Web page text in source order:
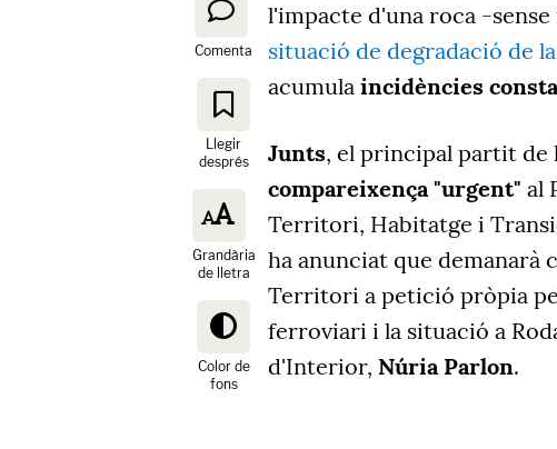
Comenta
Llegir
després
Grandària
de lletra
Color de
fons
l'impacte d'una roca -
situació de degradació de
acumula incidències
Junts, el principal partit de
compareixença "urgent" al
Territori, Habitatge i
ha anunciat que demanarà
Territori a petició pròpia
ferroviari i la situació a
d'Interior, Núria Parlon.